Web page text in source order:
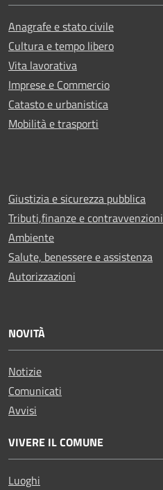
Anagrafe e stato civile
Cultura e tempo libero
Vita lavorativa
Imprese e Commercio
Catasto e urbanistica
Mobilità e trasporti
Giustizia e sicurezza pubblica
Tributi,finanze e contravvenzioni
Ambiente
Salute, benessere e assistenza
Autorizzazioni
NOVITÀ
Notizie
Comunicati
Avvisi
VIVERE IL COMUNE
Luoghi